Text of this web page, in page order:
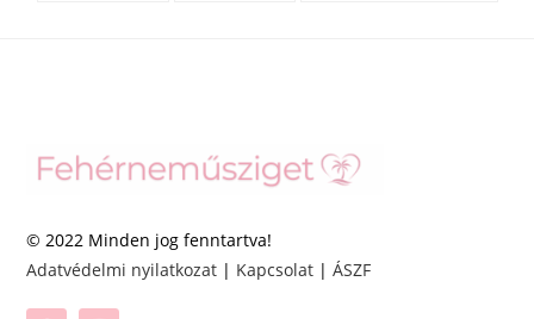
© 2022 Minden jog fenntartva!
Adatvédelmi nyilatkozat | Kapcsolat |ÁSZF